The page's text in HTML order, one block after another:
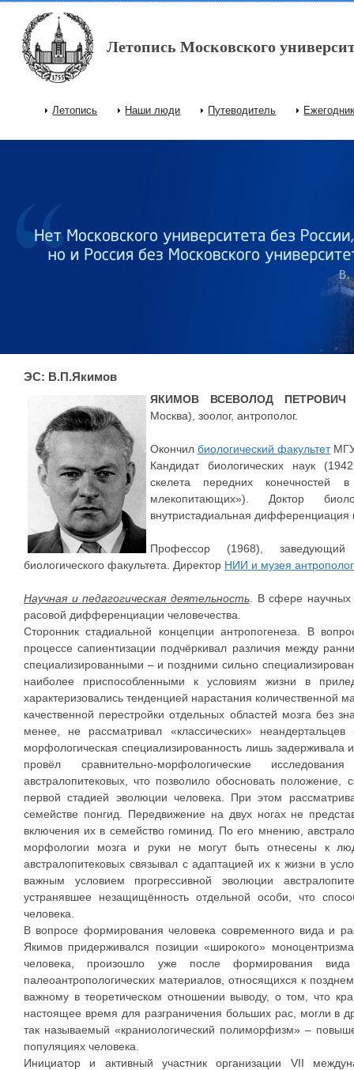
Перейти к основному содержанию
Летопись Московского
Главное меню
Летопись Наши люди Путеводитель
ЭС: В.П.Якимов
ЯКИМОВ ВСЕВОЛОД ПЕТРОВИЧ
Москва), зоолог, антрополог.
Окончил биологический факультетМГУ
Кандидат биологических наук
скелета передних конечностей
млекопитающих»). Доктор
внутристадиальная
Профессор (1968), заведующий
биологического факультета. Директор НИИ и музея
Научная и педагогическая деятельность. В сфере научных
расовой дифференциации человечества.
Сторонник стадиальной концепции антропогенеза. В
процессе сапиентизации подчёркивал различия между
специализированными – и поздними сильно
наиболее приспособленными к условиям жизни в
характеризовались тенденцией нарастания количественной
качественной перестройки отдельных областей мозга без
менее, не рассматривал «классических»
морфологическая специализированность лишь
провёл сравнительно-морфологические
австралопитековых, что позволило обосновать положение,
первой стадией эволюции человека. При этом
семействе понгид. Передвижение на двух ногах не
включения их в семейство гоминид. По его мнению,
морфологии мозга и руки не могут быть отнесены к
австралопитековых связывал с адаптацией их к жизни в
важным условием прогрессивной эволюции
устранявшее незащищённость отдельной особи, что
человека.
В вопросе формирования человека современного вида и
Якимов придерживался позиции «широкого»
человека, произошло уже после формирования
палеоантропологических материалов, относящихся к
важному в теоретическом отношении выводу, о том, что
настоящее время для разграничения больших рас, могли в
так называемый «краниологический полиморфизм» –
популяциях человека.
Инициатор и активный участник организации VII